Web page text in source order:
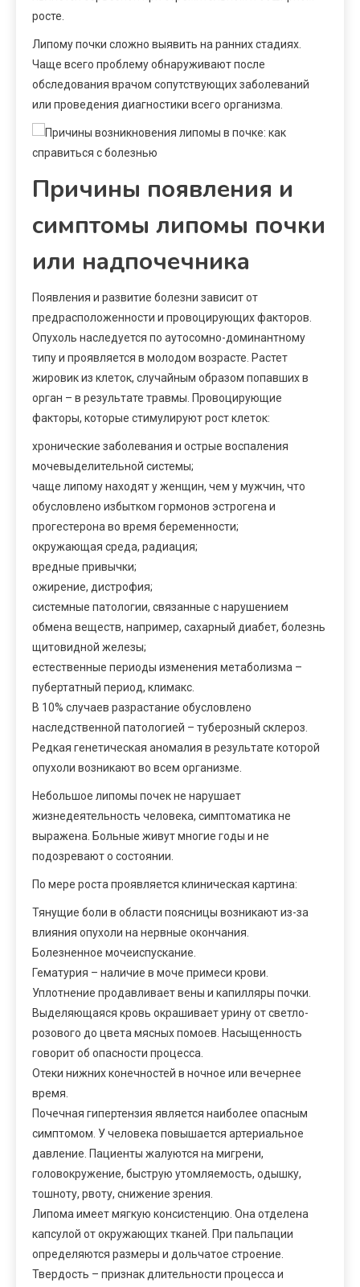
росте.
Липому почки сложно выявить на ранних стадиях.
Чаще всего проблему обнаруживают после
обследования врачом сопутствующих заболеваний
или проведения диагностики всего организма.
Причины появления и
симптомы липомы почки
или надпочечника
Появления и развитие болезни зависит от
предрасположенности и провоцирующих факторов.
Опухоль наследуется по аутосомно-доминантному
типу и проявляется в молодом возрасте. Растет
жировик из клеток, случайным образом попавших в
орган – в результате травмы. Провоцирующие
факторы, которые стимулируют рост клеток:
хронические заболевания и острые воспаления
мочевыделительной системы;
чаще липому находят у женщин, чем у мужчин, что
обусловлено избытком гормонов эстрогена и
прогестерона во время беременности;
окружающая среда, радиация;
вредные привычки;
ожирение, дистрофия;
системные патологии, связанные с нарушением
обмена веществ, например, сахарный диабет, болезнь
щитовидной железы;
естественные периоды изменения метаболизма –
пубертатный период, климакс.
В 10% случаев разрастание обусловлено
наследственной патологией – туберозный склероз.
Редкая генетическая аномалия в результате которой
опухоли возникают во всем организме.
Небольшое липомы почек не нарушает
жизнедеятельность человека, симптоматика не
выражена. Больные живут многие годы и не
подозревают о состоянии.
По мере роста проявляется клиническая картина:
Тянущие боли в области поясницы возникают из-за
влияния опухоли на нервные окончания.
Болезненное мочеиспускание.
Гематурия – наличие в моче примеси крови.
Уплотнение продавливает вены и капилляры почки.
Выделяющаяся кровь окрашивает урину от светло-
розового до цвета мясных помоев. Насыщенность
говорит об опасности процесса.
Отеки нижних конечностей в ночное или вечернее
время.
Почечная гипертензия является наиболее опасным
симптомом. У человека повышается артериальное
давление. Пациенты жалуются на мигрени,
головокружение, быструю утомляемость, одышку,
тошноту, рвоту, снижение зрения.
Липома имеет мягкую консистенцию. Она отделена
капсулой от окружающих тканей. При пальпации
определяются размеры и дольчатое строение.
Твердость – признак длительности процесса и